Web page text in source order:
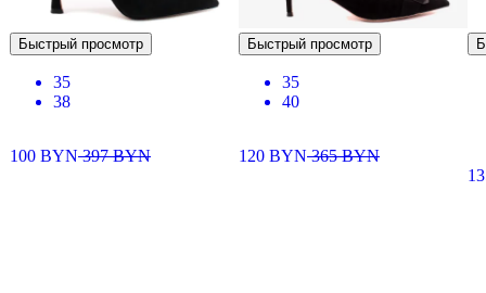
Быстрый просмотр
35
38
100 BYN397BYN
Быстрый просмотр
35
40
120 BYN365BYN